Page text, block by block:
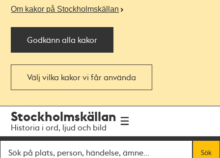
Om kakor på Stockholmskällan
Godkänn alla kakor
Välj vilka kakor vi får använda
navigationen
huvudinnehållet
Stockholmskällan
Historia i ord, ljud och bild
Sök